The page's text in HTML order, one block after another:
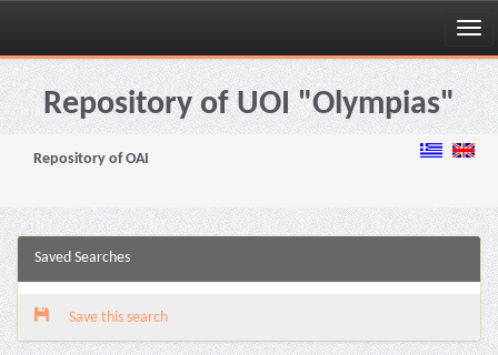
Skip
navigationRepository of UOI "Olympias"
Repository of OAI
Saved Searches
Save this search